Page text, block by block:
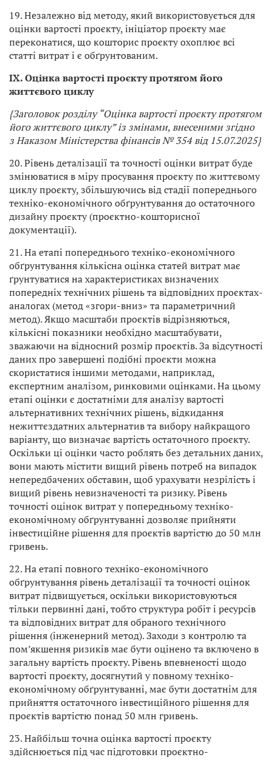
19. Незалежно від методу, який використовується для
оцінки вартості проєкту, ініціатор проєкту має
переконатися, що кошторис проєкту охоплює всі
статті витрат і є обґрунтованим.
IX. Оцінка вартості проєкту протягом його
життєвого циклу
{Заголовок розділу “Оцінка вартості проєкту протягом
його життєвого циклу” із змінами, внесеними згідно
з Наказом Міністерства фінансів № 354 від 15.07.2025}
20. Рівень деталізації та точності оцінки витрат буде
змінюватися в міру просування проєкту по життєвому
циклу проєкту, збільшуючись від стадії попереднього
техніко-економічного обґрунтування до остаточного
дизайну проєкту (проєктно-кошторисної
документації).
21. На етапі попереднього техніко-економічного
обґрунтування кількісна оцінка статей витрат має
ґрунтуватися на характеристиках визначених
попередніх технічних рішень та відповідних проєктах-
аналогах (метод «згори-вниз» та параметричний
метод). Якщо масштаби проєктів відрізняються,
кількісні показники необхідно масштабувати,
зважаючи на відносний розмір проєктів. За відсутності
даних про завершені подібні проєкти можна
скористатися іншими методами, наприклад,
експертним аналізом, ринковими оцінками. На цьому
етапі оцінки є достатніми для аналізу вартості
альтернативних технічних рішень, відкидання
нежиттєздатних альтернатив та вибору найкращого
варіанту, що визначає вартість остаточного проєкту.
Оскільки ці оцінки часто роблять без детальних даних,
вони мають містити вищий рівень потреб на випадок
непередбачених обставин, щоб урахувати незрілість і
вищий рівень невизначеності та ризику. Рівень
точності оцінок витрат у попередньому техніко-
економічному обґрунтуванні дозволяє прийняти
інвестиційне рішення для проєктів вартістю до 50 млн
гривень.
22. На етапі повного техніко-економічного
обґрунтування рівень деталізації та точності оцінок
витрат підвищується, оскільки використовуються
тільки первинні дані, тобто структура робіт і ресурсів
та відповідних витрат для обраного технічного
рішення (інженерний метод). Заходи з контролю та
пом’якшення ризиків має бути оцінено та включено в
загальну вартість проєкту. Рівень впевненості щодо
вартості проєкту, досягнутий у повному техніко-
економічному обґрунтуванні, має бути достатнім для
прийняття остаточного інвестиційного рішення для
проєктів вартістю понад 50 млн гривень.
23. Найбільш точна оцінка вартості проєкту
здійснюється під час підготовки проєктно-